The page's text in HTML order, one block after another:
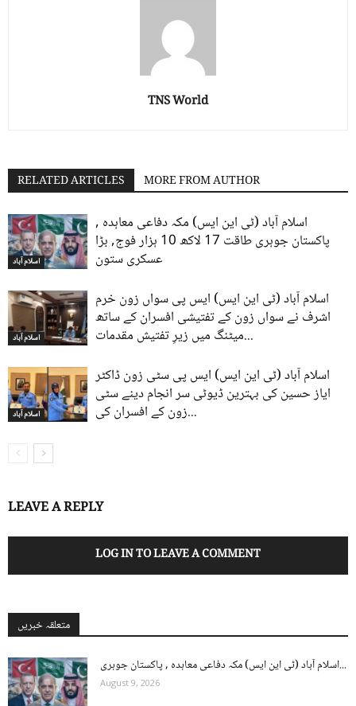
TNS World
RELATED ARTICLES MORE FROM AUTHOR
اسلام آباد
اسلام آباد (ٹی این ایس) مکہ دفاعی معاہدہ ,
پاکستان جوہری طاقت 17 لاکھ 10 ہزار فوج, بڑا
عسکری ستون
اسلام آباد
اسلام آباد (ٹی این ایس) ایس پی سواں زون خرم
اشرف نے سواں زون کے تفتیشی افسران کے ساتھ
میٹنگ میں زیرِ تفتیش مقدمات...
اسلام آباد
اسلام آباد (ٹی این ایس) ایس پی سٹی زون ڈاکٹر
ایاز حسین کی بہترین ڈیوٹی سر انجام دینے سٹی
زون کے افسران کی...
LEAVE A REPLY
LOG IN TO LEAVE A COMMENT
متعلقہ خبریں
اسلام آباد (ٹی این ایس) مکہ دفاعی معاہدہ , پاکستان جوہری...
August 9, 2026